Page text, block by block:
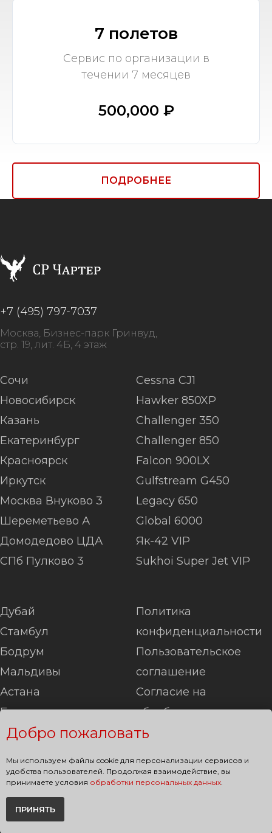
7 полетов
Сервис по организации в
течении 7 месяцев
500,000 ₽
ПОДРОБНЕЕ
Добро пожаловать
Мы используем файлы cookie для персонализации сервисов и
удобства пользователей. Продолжая взаимодействие, вы
принимаете условия обработки персональных данных.
ПРИНЯТЬ
+7 (495) 797-7037
Москва, Бизнес-парк Гринвуд,
стр. 19, лит. 4Б, 4 этаж
Сочи
Новосибирск
Казань
Екатеринбург
Красноярск
Иркутск
Москва Внуково 3
Шереметьево А
Домодедово ЦДА
СПб Пулково 3
Cessna CJ1
Hawker 850XP
Challenger 350
Challenger 850
Falcon 900LX
Gulfstream G450
Legacy 650
Global 6000
Як-42 VIP
Sukhoi Super Jet VIP
Дубай
Стамбул
Бодрум
Мальдивы
Астана
Баку
Минск
Париж
Политика
конфиденциальности
Пользовательское
соглашение
Согласие на
обработку
Информация